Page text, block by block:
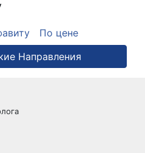
По цене
Медицинские Направления